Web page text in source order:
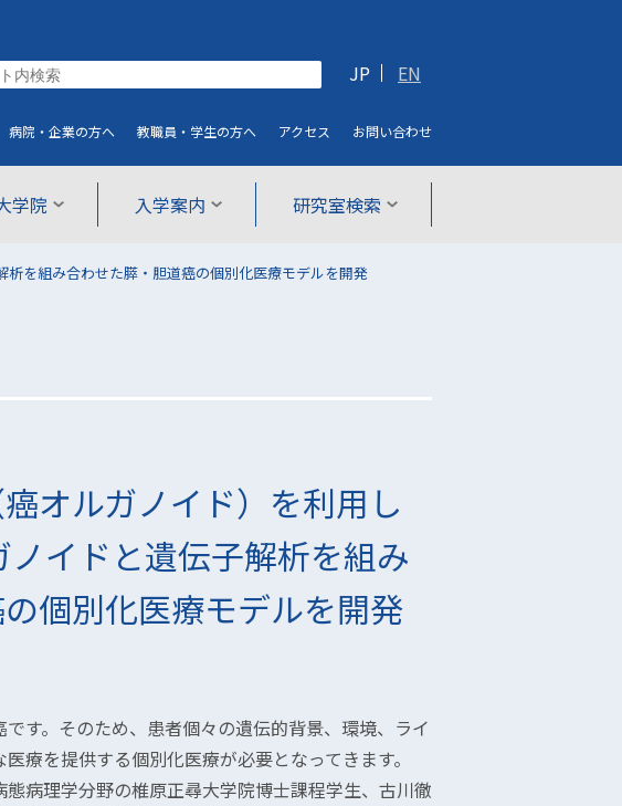
学院 入学案内 研究室検索
JP EN
病院・企業の方へ 教職員・学生の方へ アクセス お問い合わせ
を組み合わせた膵・胆道癌の個別化医療モデルを開発
オルガノイド）を利用し
イドと遺伝子解析を組み
個別化医療モデルを開発
す。そのため、患者個々の遺伝的背景、環境、ライ
療を提供する個別化医療が必要となってきます。
病理学分野の椎原正尋大学院博士課程学生、古川徹